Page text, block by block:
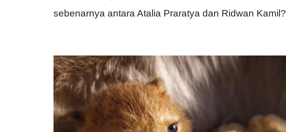
sebenarnya antara Atalia Praratya dan Ridwan Kamil?